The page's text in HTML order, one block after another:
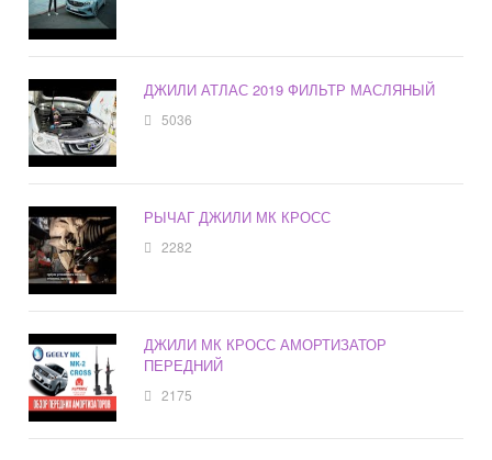
ДЖИЛИ АТЛАС 2019 ФИЛЬТР МАСЛЯНЫЙ
5036
РЫЧАГ ДЖИЛИ МК КРОСС
2282
ДЖИЛИ МК КРОСС АМОРТИЗАТОР
ПЕРЕДНИЙ
2175